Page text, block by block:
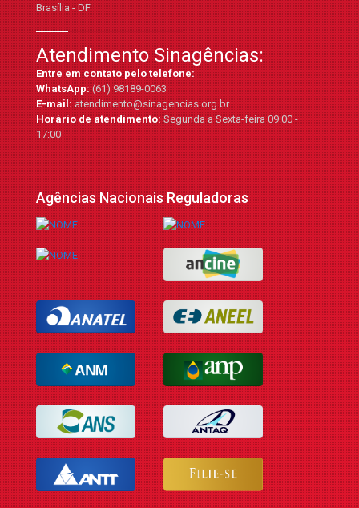
Brasília - DF
Atendimento Sinagências:
Entre em contato pelo telefone:
WhatsApp:(61) 98189-0063
E-mail:atendimento@sinagencias.org.br
Horário de atendimento:Segunda a Sexta-feira 09:00 -
17:00
Agências Nacionais Reguladoras